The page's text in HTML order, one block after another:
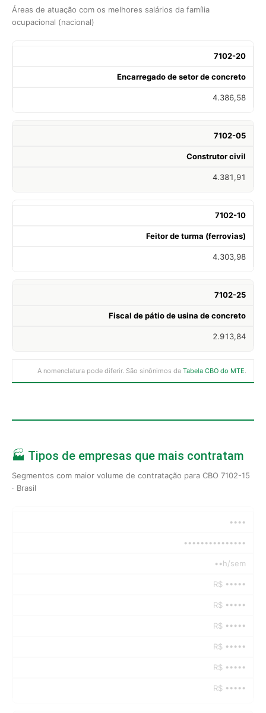
Áreas de atuação com os melhores salários da família
ocupacional (nacional)
7102-20
Encarregado de setor de concreto
4.386,58
7102-05
Construtor civil
4.381,91
7102-10
Feitor de turma (ferrovias)
4.303,98
7102-25
Fiscal de pátio de usina de concreto
2.913,84
A nomenclatura pode diferir. São sinônimos da Tabela CBO do MTE.
🏭 Tipos de empresas que mais contratam
Segmentos com maior volume de contratação para CBO 7102-15
· Brasil
••••
•••••••••••••••
••h/sem
R$ •••••
R$ •••••
R$ •••••
R$ •••••
R$ •••••
R$ •••••